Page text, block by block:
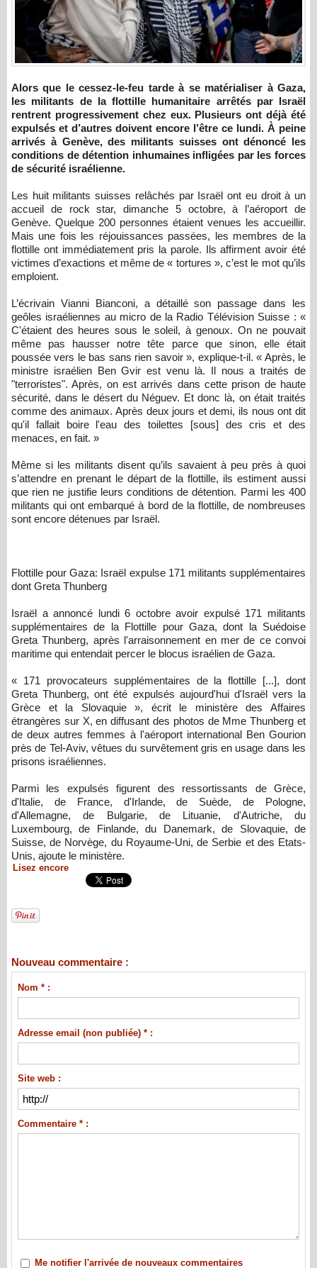
Alors que le cessez-le-feu tarde à se matérialiser à Gaza,
les militants de la flottille humanitaire arrêtés par Israël
rentrent progressivement chez eux. Plusieurs ont déjà été
expulsés et d’autres doivent encore l’être ce lundi. À peine
arrivés à Genève, des militants suisses ont dénoncé les
conditions de détention inhumaines infligées par les forces
de sécurité israélienne.
Les huit militants suisses relâchés par Israël ont eu droit à un
accueil de rock star, dimanche 5 octobre, à l’aéroport de
Genève. Quelque 200 personnes étaient venues les accueillir.
Mais une fois les réjouissances passées, les membres de la
flottille ont immédiatement pris la parole. Ils affirment avoir été
victimes d’exactions et même de « tortures », c’est le mot qu’ils
emploient.
L’écrivain Vianni Bianconi, a détaillé son passage dans les
geôles israéliennes au micro de la Radio Télévision Suisse : «
C'étaient des heures sous le soleil, à genoux. On ne pouvait
même pas hausser notre tête parce que sinon, elle était
poussée vers le bas sans rien savoir », explique-t-il. « Après, le
ministre israélien Ben Gvir est venu là. Il nous a traités de
"terroristes". Après, on est arrivés dans cette prison de haute
sécurité, dans le désert du Néguev. Et donc là, on était traités
comme des animaux. Après deux jours et demi, ils nous ont dit
qu'il fallait boire l'eau des toilettes [sous] des cris et des
menaces, en fait. »
Même si les militants disent qu’ils savaient à peu près à quoi
s’attendre en prenant le départ de la flottille, ils estiment aussi
que rien ne justifie leurs conditions de détention. Parmi les 400
militants qui ont embarqué à bord de la flottille, de nombreuses
sont encore détenues par Israël.
Flottille pour Gaza: Israël expulse 171 militants supplémentaires
dont Greta Thunberg
Israël a annoncé lundi 6 octobre avoir expulsé 171 militants
supplémentaires de la Flottille pour Gaza, dont la Suédoise
Greta Thunberg, après l'arraisonnement en mer de ce convoi
maritime qui entendait percer le blocus israélien de Gaza.
« 171 provocateurs supplémentaires de la flottille [...], dont
Greta Thunberg, ont été expulsés aujourd'hui d'Israël vers la
Grèce et la Slovaquie », écrit le ministère des Affaires
étrangères sur X, en diffusant des photos de Mme Thunberg et
de deux autres femmes à l'aéroport international Ben Gourion
près de Tel-Aviv, vêtues du survêtement gris en usage dans les
prisons israéliennes.
Parmi les expulsés figurent des ressortissants de Grèce,
d'Italie, de France, d'Irlande, de Suède, de Pologne,
d'Allemagne, de Bulgarie, de Lituanie, d'Autriche, du
Luxembourg, de Finlande, du Danemark, de Slovaquie, de
Suisse, de Norvège, du Royaume-Uni, de Serbie et des Etats-
Unis, ajoute le ministère.
Lisez encore
Nouveau commentaire :
Nom * :
Adresse email (non publiée) * :
Site web :
Commentaire * :
Me notifier l'arrivée de nouveaux commentaires